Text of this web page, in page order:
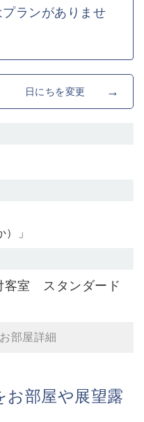
ランがありませ
日にちを変更
」
客室 スタンダード
お部屋詳細
お部屋や展望露